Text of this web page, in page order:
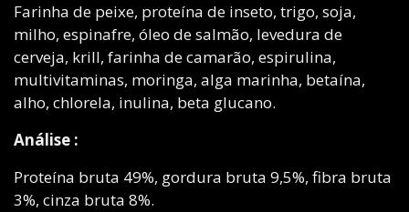
Farinha de peixe, proteína de inseto, trigo, soja,
milho, espinafre, óleo de salmão, levedura de
cerveja, krill, farinha de camarão, espirulina,
multivitaminas, moringa, alga marinha, betaína,
alho, chlorela, inulina, beta glucano.
Análise :
Proteína bruta 49%, gordura bruta 9,5%, fibra bruta
3%, cinza bruta 8%.